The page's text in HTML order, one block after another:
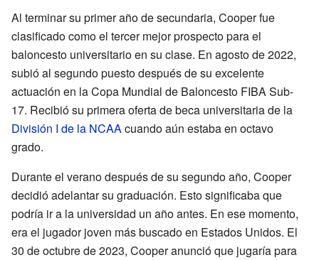
Al terminar su primer año de secundaria, Cooper fue
clasificado como el tercer mejor prospecto para el
baloncesto universitario en su clase. En agosto de 2022,
subió al segundo puesto después de su excelente
actuación en la Copa Mundial de Baloncesto FIBA Sub-
17. Recibió su primera oferta de beca universitaria de la
División I de la NCAAcuando aún estaba en octavo
grado.
Durante el verano después de su segundo año, Cooper
decidió adelantar su graduación. Esto significaba que
podría ir a la universidad un año antes. En ese momento,
era el jugador joven más buscado en Estados Unidos. El
30 de octubre de 2023, Cooper anunció que jugaría para